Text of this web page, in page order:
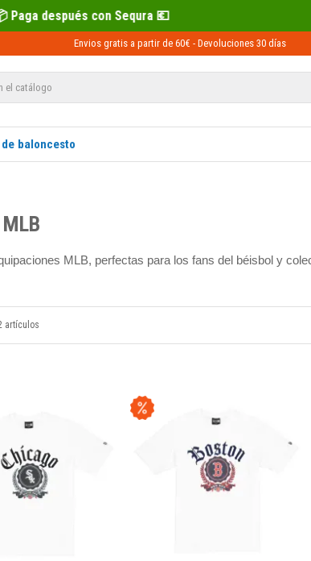
Sequra 💶 Recíbelo
Envios gratis a partir de 60€ - Devoluciones 30 días
baloncesto
MLB, perfectas para los fans del béisbol y
artículos